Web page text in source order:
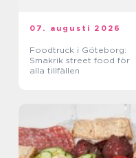
07. augusti 2026
Foodtruck i Göteborg:
Smakrik street food för
alla tillfällen